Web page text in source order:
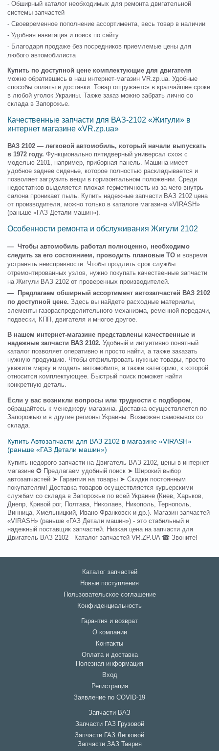
- Обширный каталог необходимых для ремонта двигательной
системы запчастей
- Своевременное пополнение ассортимента, весь товар в наличии
- Удобная навигация и поиск по сайту
- Благодаря продаже без посредников приемлемые цены для
любого автомобилиста
Купить по доступной цене комплектующие для двигателя
можно обратившись в наш интернет-магазин VR.zp.ua. Удобные
способы оплаты и доставки. Товар отгружается в кратчайшие сроки
в любой уголок Украины. Также заказ можно забрать лично со
склада в Запорожье.
Качественные запчасти для ВАЗ-2102 «Жигули» в
интернет магазине «VR.zp.ua»
ВАЗ 2102 — легковой автомобиль, который начали выпускать
в 1972 году. Функционально пятидверный универсал схож с
моделью 2101, например, приборная панель. Машина имеет
удобное заднее сиденье, которое полностью раскладывается и
позволяет загрузить вещи в горизонтальном положении. Среди
недостатков выделяется плохая герметичность из-за чего внутрь
салона проникает пыль. Купить надежные запчасти ВАЗ 2102 цена
от производителя, можно только в каталоге магазина «VIRASH»
(раньше «ГАЗ Детали машин»).
Особенности ремонта и обслуживания Жигули 2102
— Чтобы автомобиль работал полноценно, необходимо
следить за его состоянием, проводить плановые ТО и вовремя
устранять неисправности. Чтобы продлить срок службы
отремонтированных узлов, нужно покупать качественные запчасти
на Жигули ВАЗ 2102 от проверенных производителей.
— Предлагаем обширный ассортимент автозапчастей ВАЗ 2102
по доступной цене. Здесь вы найдете расходные материалы,
элементы газораспределительного механизма, ременной передачи,
подвески, КПП, двигателя и многое другое.
В нашем интернет-магазине представлены качественные и
надежные запчасти ВАЗ 2102. Удобный и интуитивно понятный
каталог позволяет оперативно и просто найти, а также заказать
нужную продукцию. Чтобы отфильтровать нужные товары, просто
укажите марку и модель автомобиля, а также категорию, к которой
относится комплектующее. Быстрый поиск поможет найти
конкретную деталь.
Если у вас возникли вопросы или трудности с подбором,
обращайтесь к менеджеру магазина. Доставка осуществляется по
Запорожью и в другие регионы Украины. Возможен самовывоз со
склада.
Купить Автозапчасти для ВАЗ 2102 в магазине «VIRASH»
(раньше «ГАЗ Детали машин»)
Купить недорого запчасти на Двигатель ВАЗ 2102, цены в интернет-
магазине ✪ Предлагаем удобный поиск ➤ Широкий выбор
автозапчастей ➤ Гарантия на товары ➤ Скидки постоянным
покупателям! Доставка товаров осуществляется курьерскими
службам со склада в Запорожье по всей Украине (Киев, Харьков,
Днепр, Кривой рог, Полтава, Николаев, Никополь, Тернополь,
Винница, Хмельницкий, Ивано-Франковск и др.). Магазин запчастей
«VIRASH» (раньше «ГАЗ Детали машин») - это стабильный и
надежный поставщик запчастей. Низкая цена на запчасти для
Двигатель ВАЗ 2102 - Каталог запчастей VR.ZP.UA ☎ Звоните!
Каталог запчастей
Новые поступления
Пользовательское соглашение
Конфиденциальность
Гарантия и возврат
О компании
Контакты
Оплата и доставка
Полезная информация
Вход
Регистрация
Заявление по COVID-19
Запчасти ВАЗ
Запчасти ГАЗ Грузовой
Запчасти ГАЗ Легковой
Запчасти ЗАЗ Таврия